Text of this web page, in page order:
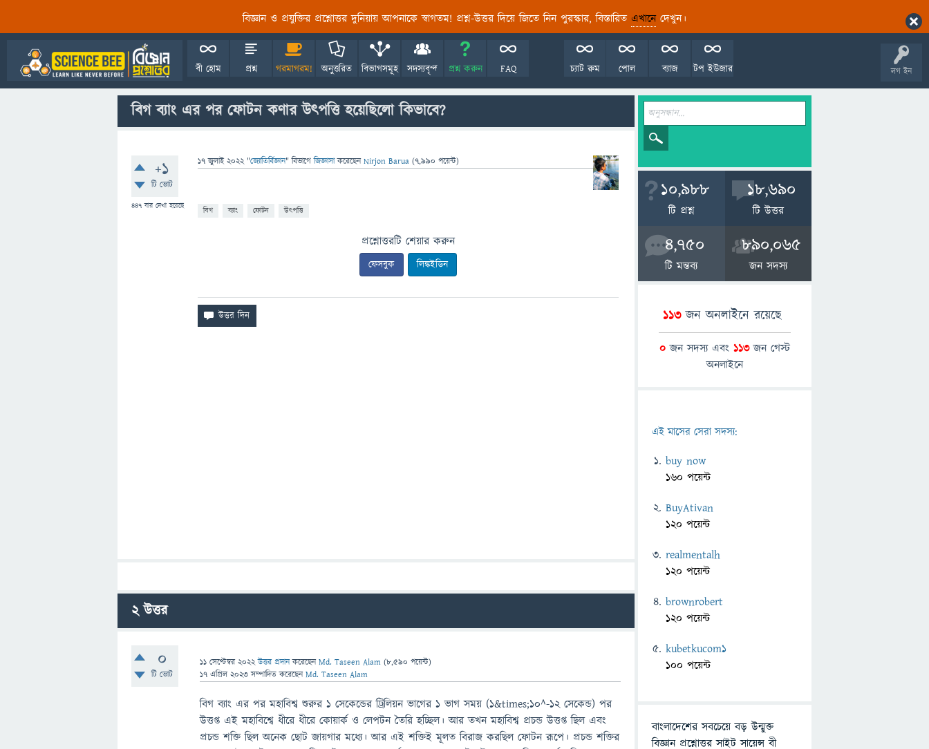
বিজ্ঞান ও প্রযুক্তির প্রশ্নোত্তর দুনিয়ায় আপনাকে স্বাগতম! প্রশ্ন-উত্তর দিয়ে জিতে নিন পুরস্কার, বিস্তারিত এখানেদেখুন।
লগ ইন
বী হোম প্রশ্ন গরমাগরম! অনুত্তরিত বিভাগসমূহ সদস্যবৃন্দ প্রশ্ন করুন FAQ টপ ইউজার
ব্যাজ
পোল
চ্যাট রুম
বিগ ব্যাং এর পর ফোটন কণার উৎপত্তি হয়েছিলো কিভাবে?
+1
টি ভোট
447 বার দেখা হয়েছে
17 জুলাই 2022 "জ্যোতির্বিজ্ঞান" বিভাগে জিজ্ঞাসাকরেছেনNirjon Barua (7,990 পয়েন্ট)
বিগ ব্যাং ফোটন উৎপত্তি
প্রশ্নোত্তরটি শেয়ার করুন
ফেসবুক লিঙ্কইডিন
2উত্তর
0
টি ভোট
11 সেপ্টেম্বর 2022 উত্তর প্রদান করেছেনMd. Taseen Alam (8,590 পয়েন্ট)
17 এপ্রিল 2023 সম্পাদিত করেছেনMd. Taseen Alam
বিগ ব্যাং এর পর মহাবিশ্ব শুরুর ১ সেকেন্ডের ট্রিলিয়ন ভাগের ১ ভাগ সময় (১&times;১০^-১২ সেকেন্ড) পর
উত্তপ্ত এই মহাবিশ্বে ধীরে ধীরে কোয়ার্ক ও লেপটন তৈরি হচ্ছিল। আর তখন মহাবিশ্ব প্রচন্ড উত্তপ্ত ছিল এবং
প্রচন্ড শক্তি ছিল অনেক ছোট জায়গার মধ্যে। আর এই শক্তিই মূলত বিরাজ করছিল ফোটন রূপে। প্রচন্ড শক্তির
10,988
টি প্রশ্ন
18,690
টি উত্তর
4,750
টি মন্তব্য
890,065
জন সদস্য
113জন অনলাইনে রয়েছে
0 জন সদস্য এবং 113জন গেস্ট
অনলাইনে
এই মাসের সেরা সদস্য:
buy now
160 পয়েন্ট
BuyAtivan
120 পয়েন্ট
realmentalh
120 পয়েন্ট
brownrobert
120 পয়েন্ট
kubetkucom1
100 পয়েন্ট
বাংলাদেশের সবচেয়ে বড় উন্মুক্ত
বিজ্ঞান প্রশ্নোত্তর সাইট সায়েন্স বী